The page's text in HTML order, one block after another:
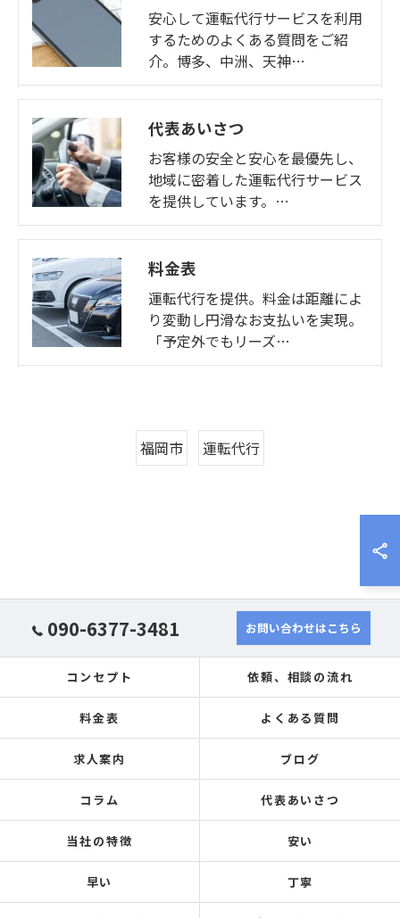
安心して運転代行サービスを利用
するためのよくある質問をご紹
介。博多、中洲、天神…
代表あいさつ
お客様の安全と安心を最優先し、
地域に密着した運転代行サービス
を提供しています。…
料金表
運転代行を提供。料金は距離によ
り変動し円滑なお支払いを実現。
「予定外でもリーズ…
福岡市 運転代行
090-6377-3481 お問い合わせはこちら
コンセプト 依頼、相談の流れ
料金表 よくある質問
求人案内 ブログ
コラム 代表あいさつ
当社の特徴 安い
早い 丁寧